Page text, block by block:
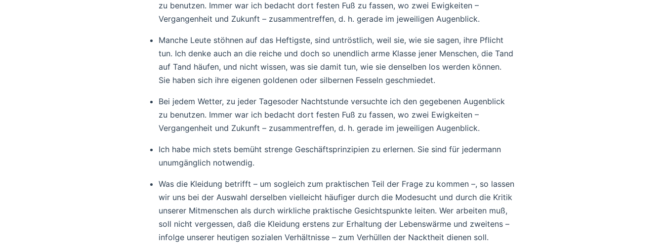
zu benutzen. Immer war ich bedacht dort festen Fuß zu fassen, wo zwei Ewigkeiten –
Vergangenheit und Zukunft – zusammentreffen, d. h. gerade im jeweiligen Augenblick.
Manche Leute stöhnen auf das Heftigste, sind untröstlich, weil sie, wie sie sagen, ihre Pflicht
tun. Ich denke auch an die reiche und doch so unendlich arme Klasse jener Menschen, die Tand
auf Tand häufen, und nicht wissen, was sie damit tun, wie sie denselben los werden können.
Sie haben sich ihre eigenen goldenen oder silbernen Fesseln geschmiedet.
Bei jedem Wetter, zu jeder Tagesoder Nachtstunde versuchte ich den gegebenen Augenblick
zu benutzen. Immer war ich bedacht dort festen Fuß zu fassen, wo zwei Ewigkeiten –
Vergangenheit und Zukunft – zusammentreffen, d. h. gerade im jeweiligen Augenblick.
Ich habe mich stets bemüht strenge Geschäftsprinzipien zu erlernen. Sie sind für jedermann
unumgänglich notwendig.
Was die Kleidung betrifft – um sogleich zum praktischen Teil der Frage zu kommen –, so lassen
wir uns bei der Auswahl derselben vielleicht häufiger durch die Modesucht und durch die Kritik
unserer Mitmenschen als durch wirkliche praktische Gesichtspunkte leiten. Wer arbeiten muß,
soll nicht vergessen, daß die Kleidung erstens zur Erhaltung der Lebenswärme und zweitens –
infolge unserer heutigen sozialen Verhältnisse – zum Verhüllen der Nacktheit dienen soll.